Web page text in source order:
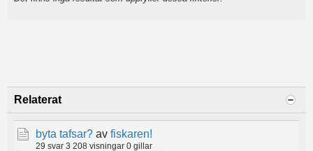
Relaterat
byta tafsar? av fiskaren!
29 svar 3 208 visningar 0 gillar